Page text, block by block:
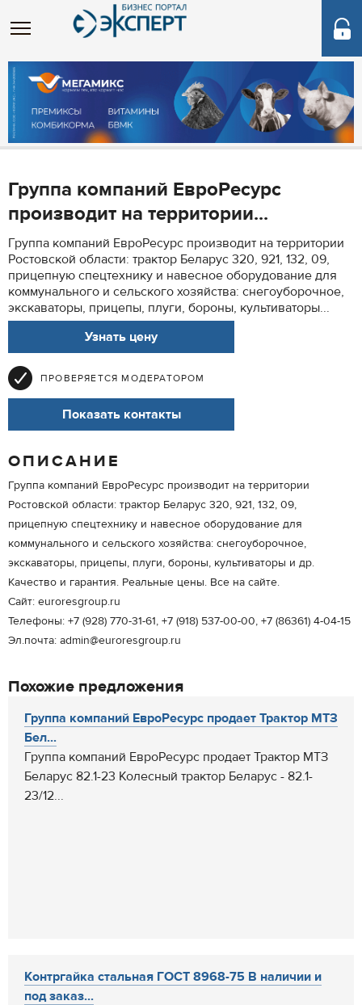
Группа компаний ЕвроРесурс
производит на территории...
Группа компаний ЕвроРесурс производит на территории
Ростовской области: трактор Беларус 320, 921, 132, 09,
прицепную спецтехнику и навесное оборудование для
коммунального и сельского хозяйства: снегоуборочное,
экскаваторы, прицепы, плуги, бороны, культиваторы...
Узнать цену
ПРОВЕРЯЕТСЯ МОДЕРАТОРОМ
Показать контакты
ОПИСАНИЕ
Группа компаний ЕвроРесурс производит на территории
Ростовской области: трактор Беларус 320, 921, 132, 09,
прицепную спецтехнику и навесное оборудование для
коммунального и сельского хозяйства: снегоуборочное,
экскаваторы, прицепы, плуги, бороны, культиваторы и др.
Качество и гарантия. Реальные цены. Все на сайте.
Сайт: euroresgroup.ru
Телефоны: +7 (928) 770-31-61, +7 (918) 537-00-00, +7 (86361) 4-04-15
Эл.почта: admin@euroresgroup.ru
Похожие предложения
Группа компаний ЕвроРесурс продает Трактор МТЗ
Бел...
Группа компаний ЕвроРесурс продает Трактор МТЗ
Беларус 82.1-23 Колесный трактор Беларус - 82.1-
23/12...
Контргайка стальная ГОСТ 8968-75 В наличии и
под заказ...